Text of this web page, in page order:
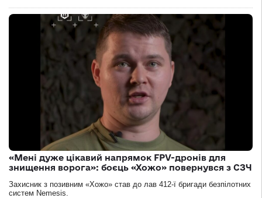
«Мені дуже цікавий напрямок FPV-дронів для
знищення ворога»: боєць «Хожо» повернувся з СЗЧ
Захисник з позивним «Хожо» став до лав 412-ї бригади безпілотних
систем Nemesis.